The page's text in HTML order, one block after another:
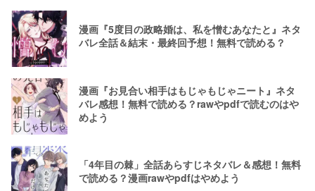
漫画『5度目の政略婚は、私を憎むあなたと』ネタ
バレ全話＆結末・最終回予想！無料で読める？
漫画『お見合い相手はもじゃもじゃニート』ネタ
バレ感想！無料で読める？rawやpdfで読むのはや
めよう
「4年目の棘」全話あらすじネタバレ＆感想！無料
で読める？漫画rawやpdfはやめよう